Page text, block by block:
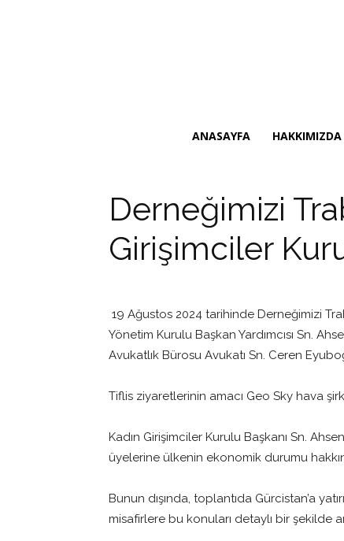
ANASAYFA HAKKIMIZDA
Derneğimizi
Girişimciler
19 Ağustos 2024 tarihinde Derneğimizi
Yönetim Kurulu Başkan Yardımcısı Sn.
Avukatlık Bürosu Avukatı Sn. Ceren
Tiflis ziyaretlerinin amacı Geo Sky hava
Kadın Girişimciler Kurulu Başkanı Sn.
üyelerine ülkenin ekonomik durumu
Bunun dışında, toplantıda Gürcistan’a
misafirlere bu konuları detaylı bir şekilde